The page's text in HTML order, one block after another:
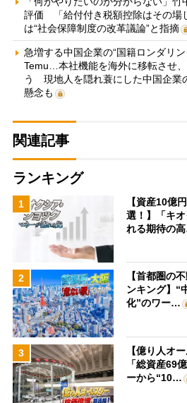
評価 「給付付き税額控除はその場
は“社会保障制度の改革議論”と指摘
急増する中国企業の“国籍ロンダリ
Temu…本社機能を海外に移転させ
う 現地人を隠れ蓑にした中国企業
懸念も
関連記事
ランキング
1
【資産10億
選！】「キ
れる期待の
2
【首都圏の
ンキング】“
化”のワー…
3
【億り人オ
「総資産69
ーから“10…